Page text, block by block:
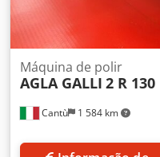
Cantù 1 584 km
Máquina de polir
AGLA GALLI 2 R 130